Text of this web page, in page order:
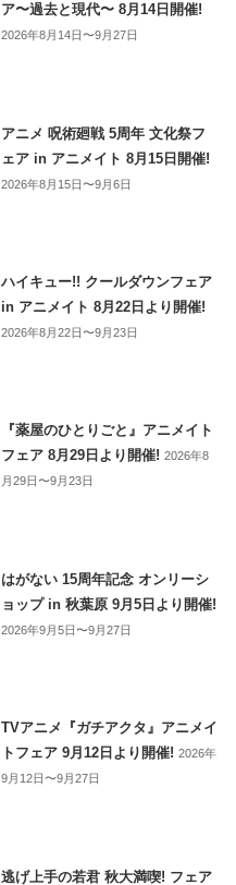
ア〜過去と現代〜 8月14日開催!
2026年8月14日〜9月27日
アニメ 呪術廻戦 5周年 文化祭フ
ェア in アニメイト 8月15日開催!
2026年8月15日〜9月6日
ハイキュー!! クールダウンフェア
in アニメイト 8月22日より開催!
2026年8月22日〜9月23日
『薬屋のひとりごと』アニメイト
フェア 8月29日より開催!2026年8
月29日〜9月23日
はがない 15周年記念 オンリーシ
ョップ in 秋葉原 9月5日より開催!
2026年9月5日〜9月27日
TVアニメ『ガチアクタ』アニメイ
トフェア 9月12日より開催!2026年
9月12日〜9月27日
逃げ上手の若君 秋大満喫! フェア